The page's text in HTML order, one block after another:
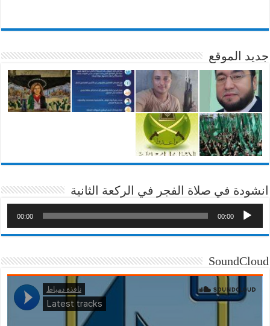
جديد الموقع
انشودة في صلاة الفجر في الركعة الثانية
00:00
00:00
SoundCloud